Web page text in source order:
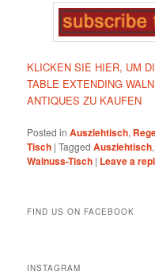
KLICKEN SIE HIER, UM
TABLE EXTENDING
ANTIQUES ZU KAUFEN
Posted in Ausziehtisch,
Tisch |Tagged Ausziehtisch,
Walnuss-Tisch | Leave a
FIND US ON FACEBOOK
INSTAGRAM